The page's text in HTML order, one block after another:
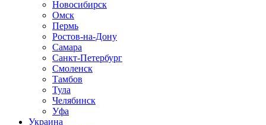
Новосибирск
Омск
Пермь
Ростов-на-Дону
Самара
Санкт-Петербург
Смоленск
Тамбов
Тула
Челябинск
Уфа
Украина